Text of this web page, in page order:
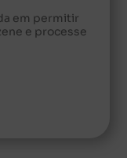
em permitir
e processe